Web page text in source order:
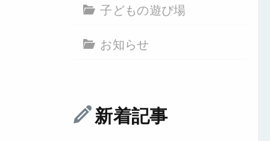
子どもの遊び場
お知らせ
新着記事